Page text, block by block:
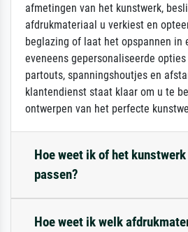
afmetingen van het kunstwerk,
afdrukmateriaal u verkiest en
beglazing of laat het opspannen in
eveneens gepersonaliseerde
partouts, spanningshoutjes en
klantendienst staat klaar om u te
ontwerpen van het perfecte
Hoe weet ik of het
passen?
Hoe weet ik welk